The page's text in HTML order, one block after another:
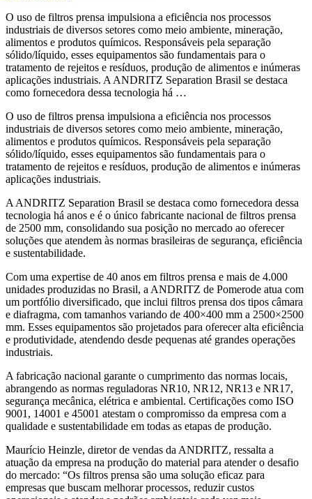
O uso de filtros prensa impulsiona a eficiência nos processos
industriais de diversos setores como meio ambiente, mineração,
alimentos e produtos químicos. Responsáveis pela separação
sólido/líquido, esses equipamentos são fundamentais para o
tratamento de rejeitos e resíduos, produção de alimentos e inúmeras
aplicações industriais. A ANDRITZ Separation Brasil se destaca
como fornecedora dessa tecnologia há …
O uso de filtros prensa impulsiona a eficiência nos processos
industriais de diversos setores como meio ambiente, mineração,
alimentos e produtos químicos. Responsáveis pela separação
sólido/líquido, esses equipamentos são fundamentais para o
tratamento de rejeitos e resíduos, produção de alimentos e inúmeras
aplicações industriais.
A ANDRITZ Separation Brasil se destaca como fornecedora dessa
tecnologia há anos e é o único fabricante nacional de filtros prensa
de 2500 mm, consolidando sua posição no mercado ao oferecer
soluções que atendem às normas brasileiras de segurança, eficiência
e sustentabilidade.
Com uma expertise de 40 anos em filtros prensa e mais de 4.000
unidades produzidas no Brasil, a ANDRITZ de Pomerode atua com
um portfólio diversificado, que inclui filtros prensa dos tipos câmara
e diafragma, com tamanhos variando de 400×400 mm a 2500×2500
mm. Esses equipamentos são projetados para oferecer alta eficiência
e produtividade, atendendo desde pequenas até grandes operações
industriais.
A fabricação nacional garante o cumprimento das normas locais,
abrangendo as normas reguladoras NR10, NR12, NR13 e NR17,
segurança mecânica, elétrica e ambiental. Certificações como ISO
9001, 14001 e 45001 atestam o compromisso da empresa com a
qualidade e sustentabilidade em todas as etapas de produção.
Maurício Heinzle, diretor de vendas da ANDRITZ, ressalta a
atuação da empresa na produção do material para atender o desafio
do mercado: “Os filtros prensa são uma solução eficaz para
empresas que buscam melhorar processos, reduzir custos